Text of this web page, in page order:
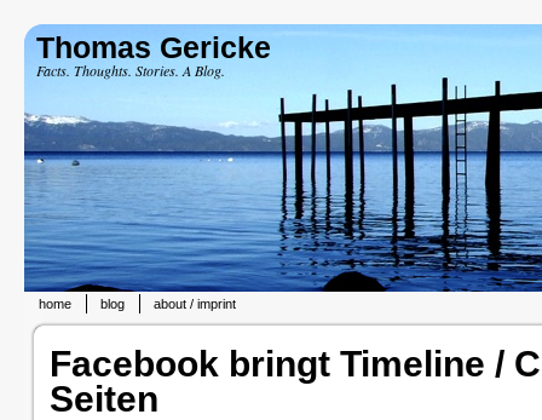
Thomas Gericke
Facts. Thoughts. Stories. A Blog.
home blog about / imprint
Facebook bringt Timeline /
Seiten